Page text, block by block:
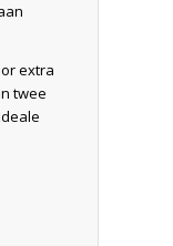
extra
twee